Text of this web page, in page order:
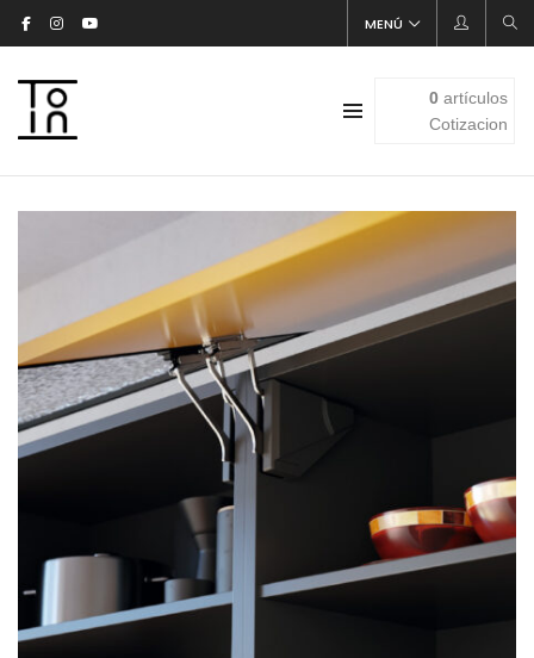
MENÚ
0artículos
Cotizacion